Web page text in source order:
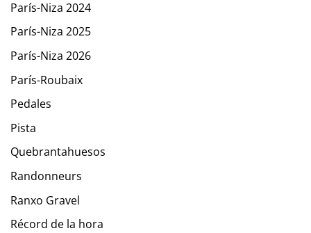
París-Niza 2024
París-Niza 2025
París-Niza 2026
París-Roubaix
Pedales
Pista
Quebrantahuesos
Randonneurs
Ranxo Gravel
Récord de la hora